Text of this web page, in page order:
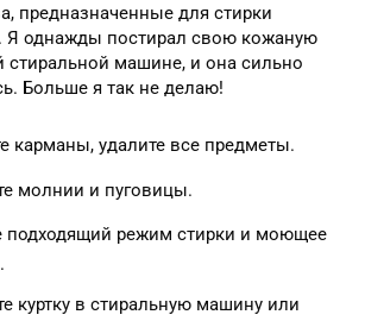
предназначенные для стирки
Я однажды постирал свою кожаную
стиральной машине, и она сильно
Больше я так не делаю!
карманы, удалите все предметы.
молнии и пуговицы.
подходящий режим стирки и моющее
куртку в стиральную машину или